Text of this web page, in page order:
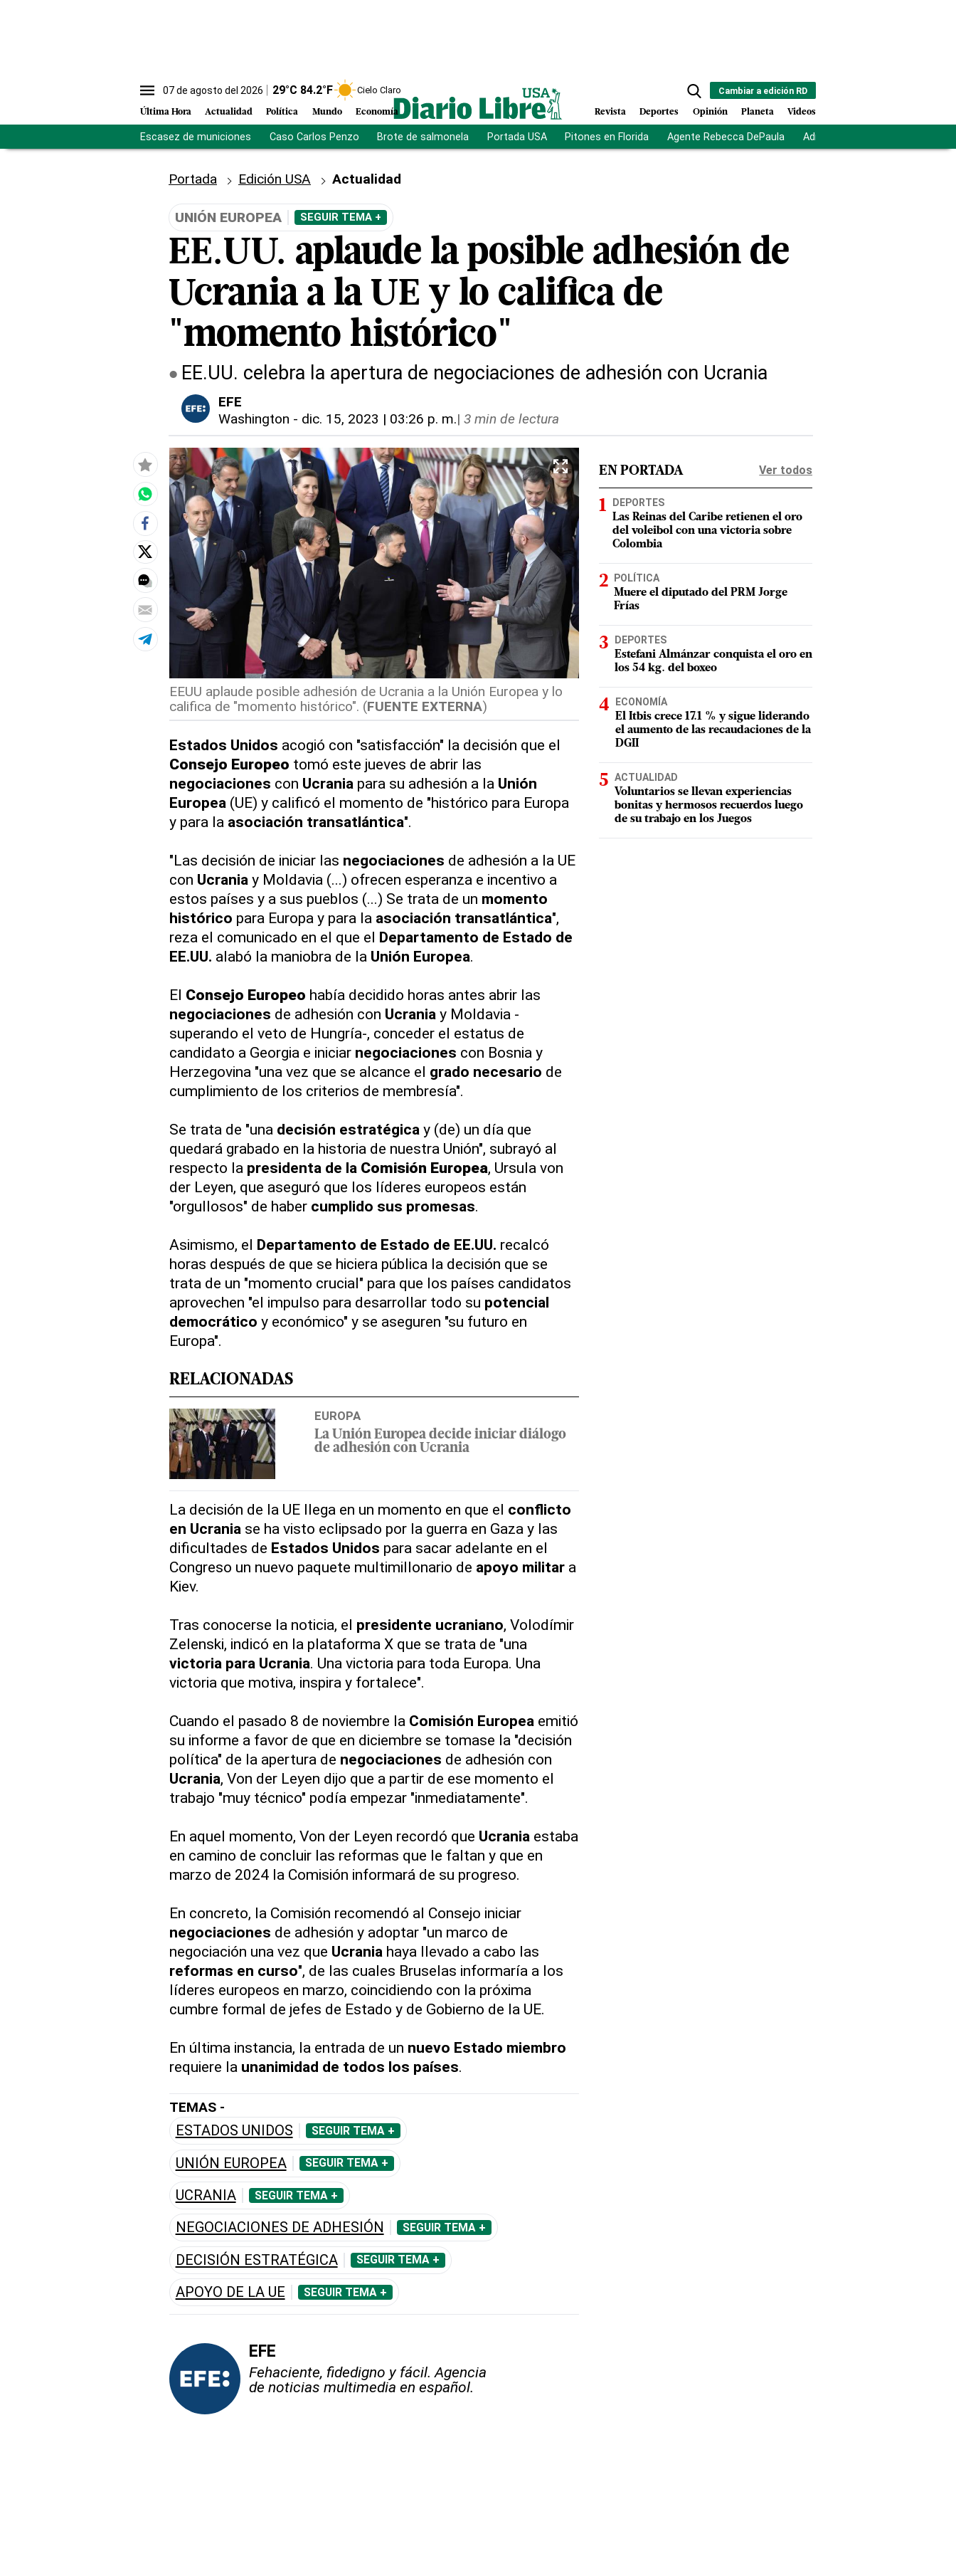
07 de agosto del 2026 29°C 84.2°F Cielo Claro
Última Hora Actualidad Política Mundo Economía
Cambiar a edición RD
Revista Deportes Opinión Planeta Videos
Escasez de municiones Caso Carlos Penzo Brote de salmonela Portada USA Pitones en Florida Agente Rebecca DePaula Adriano Espaillat
Portada Edición USA Actualidad
UNIÓN EUROPEA SEGUIR TEMA +
EE.UU. aplaude la posible adhesión de
Ucrania a la UE y lo califica de
"momento histórico"
EE.UU. celebra la apertura de negociaciones de adhesión con Ucrania
EFE
Washington - dic. 15, 2023 | 03:26 p. m.| 3 min de lectura
EEUU aplaude posible adhesión de Ucrania a la Unión Europea y lo
califica de "momento histórico". (FUENTE EXTERNA)
Estados Unidos acogió con "satisfacción" la decisión que el
Consejo Europeo tomó este jueves de abrir las
negociaciones con Ucraniapara su adhesión a la Unión
Europea(UE) y calificó el momento de "histórico para Europa
y para la asociación transatlántica".
"Las decisión de iniciar las negociaciones de adhesión a la UE
con Ucraniay Moldavia (...) ofrecen esperanza e incentivo a
estos países y a sus pueblos (...) Se trata de un momento
histórico para Europa y para la asociación transatlántica",
reza el comunicado en el que el Departamento de Estado de
EE.UU. alabó la maniobra de la Unión Europea.
El Consejo Europeo había decidido horas antes abrir las
negociaciones de adhesión con Ucraniay Moldavia -
superando el veto de Hungría-, conceder el estatus de
candidato a Georgia e iniciar negociaciones con Bosnia y
Herzegovina "una vez que se alcance el grado necesario de
cumplimiento de los criterios de membresía".
Se trata de "una decisión estratégicay (de) un día que
quedará grabado en la historia de nuestra Unión", subrayó al
respecto la presidenta de la Comisión Europea, Ursula von
der Leyen, que aseguró que los líderes europeos están
"orgullosos" de haber cumplido sus promesas.
Asimismo, el Departamento de Estado de EE.UU. recalcó
horas después de que se hiciera pública la decisión que se
trata de un "momento crucial" para que los países candidatos
aprovechen "el impulso para desarrollar todo su potencial
democrático y económico" y se aseguren "su futuro en
Europa".
RELACIONADAS
EUROPA
La Unión Europea decide iniciar diálogo
de adhesión con Ucrania
La decisión de la UE llega en un momento en que el conflicto
en Ucraniase ha visto eclipsado por la guerra en Gaza y las
dificultades de Estados Unidos para sacar adelante en el
Congreso un nuevo paquete multimillonario de apoyo militara
Kiev.
Tras conocerse la noticia, el presidente ucraniano, Volodímir
Zelenski, indicó en la plataforma X que se trata de "una
victoria para Ucrania. Una victoria para toda Europa. Una
victoria que motiva, inspira y fortalece".
Cuando el pasado 8 de noviembre la Comisión Europeaemitió
su informe a favor de que en diciembre se tomase la "decisión
política" de la apertura de negociaciones de adhesión con
Ucrania, Von der Leyen dijo que a partir de ese momento el
trabajo "muy técnico" podía empezar "inmediatamente".
En aquel momento, Von der Leyen recordó que Ucraniaestaba
en camino de concluir las reformas que le faltan y que en
marzo de 2024 la Comisión informará de su progreso.
En concreto, la Comisión recomendó al Consejo iniciar
negociaciones de adhesión y adoptar "un marco de
negociación una vez que Ucraniahaya llevado a cabo las
reformas en curso", de las cuales Bruselas informaría a los
líderes europeos en marzo, coincidiendo con la próxima
cumbre formal de jefes de Estado y de Gobierno de la UE.
En última instancia, la entrada de un nuevo Estado miembro
requiere la unanimidad de todos los países.
TEMAS -
ESTADOS UNIDOS SEGUIR TEMA +
UNIÓN EUROPEA SEGUIR TEMA +
UCRANIA SEGUIR TEMA +
NEGOCIACIONES DE ADHESIÓN SEGUIR TEMA +
DECISIÓN ESTRATÉGICA SEGUIR TEMA +
APOYO DE LA UE SEGUIR TEMA +
EFE
Fehaciente, fidedigno y fácil. Agencia
de noticias multimedia en español.
EN PORTADA Ver todos
DEPORTES
Las Reinas del Caribe retienen el oro
del voleibol con una victoria sobre
Colombia
POLÍTICA
Muere el diputado del PRM Jorge
Frías
DEPORTES
Estefani Almánzar conquista el oro en
los 54 kg. del boxeo
ECONOMÍA
El Itbis crece 17.1 % y sigue liderando
el aumento de las recaudaciones de la
DGII
ACTUALIDAD
Voluntarios se llevan experiencias
bonitas y hermosos recuerdos luego
de su trabajo en los Juegos